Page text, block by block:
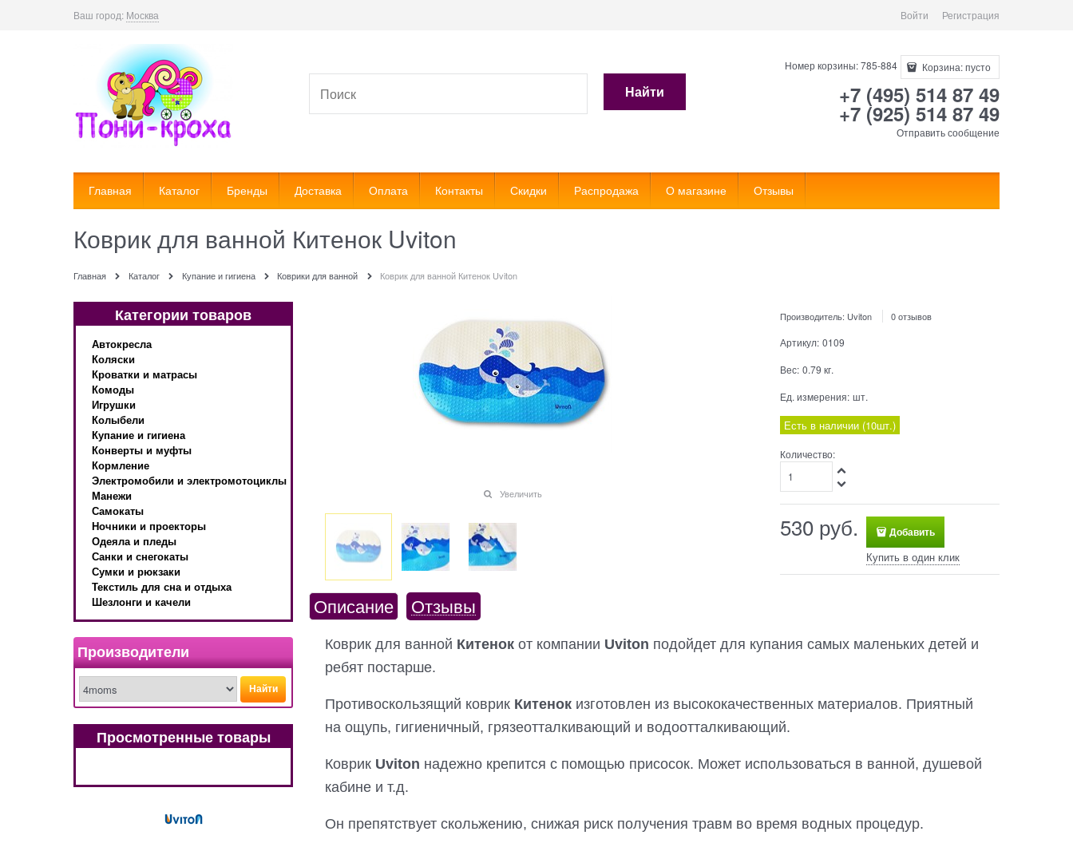
Ваш город: Москва Войти Регистрация
Найти
Номер корзины: 785-884 Корзина:пусто
+7 (495) 514 87 49
+7 (925) 514 87 49
Отправить сообщение
Главная Каталог Бренды Доставка Оплата Контакты Скидки Распродажа О магазине Отзывы
Коврик для ванной Китенок Uviton
Главная Каталог Купание и гигиена Коврики для ванной Коврик для ванной Китенок Uviton
Категории товаров
Автокресла
Коляски
Кроватки и матрасы
Комоды
Игрушки
Колыбели
Купание и гигиена
Конверты и муфты
Кормление
Электромобили и электромотоциклы
Манежи
Самокаты
Ночники и проекторы
Одеяла и пледы
Санки и снегокаты
Сумки и рюкзаки
Текстиль для сна и отдыха
Шезлонги и качели
Производители
Найти
Просмотренные товары
Увеличить
Производитель: Uviton 0 отзывов
Артикул: 0109
Вес: 0.79 кг.
Ед. измерения: шт.
Есть в наличии (10шт.)
Количество:
530 руб. Добавить
Купить в один клик
Описание Отзывы
Коврик для ванной Китенок от компании Uviton подойдет для купания самых маленьких детей и
ребят постарше.
Противоскользящий коврик Китенок изготовлен из высококачественных материалов. Приятный
на ощупь, гигиеничный, грязеотталкивающий и водоотталкивающий.
Коврик Uviton надежно крепится с помощью присосок. Может использоваться в ванной, душевой
кабине и т.д.
Он препятствует скольжению, снижая риск получения травм во время водных процедур.